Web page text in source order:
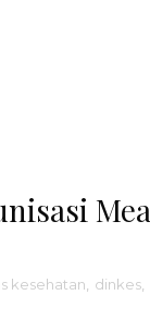
kesehatan dinkes